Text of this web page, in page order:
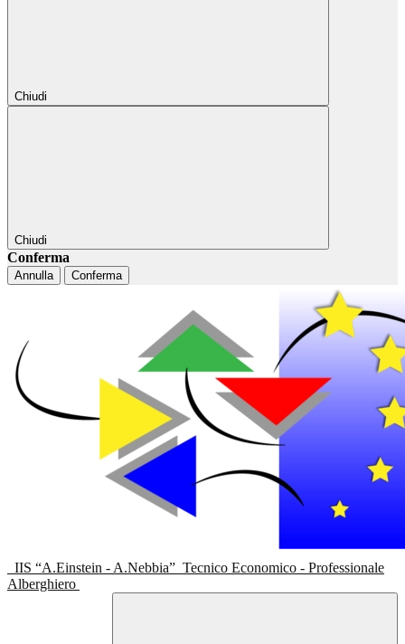
Chiudi
Chiudi
Conferma
Annulla Conferma
IIS “A.Einstein - A.Nebbia” Tecnico Economico - Professionale
Alberghiero